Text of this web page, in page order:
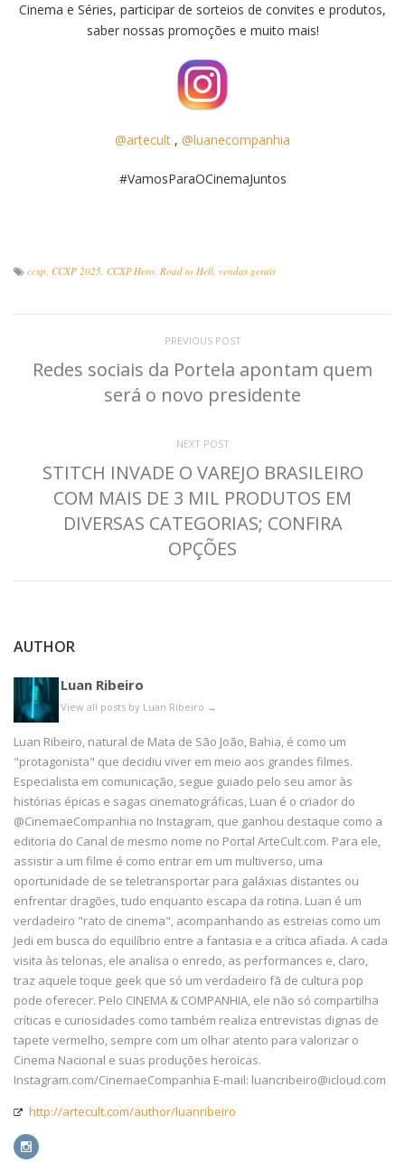
Cinema e Séries, participar de sorteios de convites e produtos,
saber nossas promoções e muito mais!
@artecult , @luanecompanhia
#VamosParaOCinemaJuntos
ccxp, CCXP 2025, CCXP Hero, Road to Hell, vendas gerais
PREVIOUS POST
Redes sociais da Portela apontam quem
será o novo presidente
NEXT POST
STITCH INVADE O VAREJO BRASILEIRO
COM MAIS DE 3 MIL PRODUTOS EM
DIVERSAS CATEGORIAS; CONFIRA
OPÇÕES
AUTHOR
Luan Ribeiro
View all posts by Luan Ribeiro →
Luan Ribeiro, natural de Mata de São João, Bahia, é como um
"protagonista" que decidiu viver em meio aos grandes filmes.
Especialista em comunicação, segue guiado pelo seu amor às
histórias épicas e sagas cinematográficas, Luan é o criador do
@CinemaeCompanhia no Instagram, que ganhou destaque como a
editoria do Canal de mesmo nome no Portal ArteCult.com. Para ele,
assistir a um filme é como entrar em um multiverso, uma
oportunidade de se teletransportar para galáxias distantes ou
enfrentar dragões, tudo enquanto escapa da rotina. Luan é um
verdadeiro "rato de cinema", acompanhando as estreias como um
Jedi em busca do equilíbrio entre a fantasia e a crítica afiada. A cada
visita às telonas, ele analisa o enredo, as performances e, claro,
traz aquele toque geek que só um verdadeiro fã de cultura pop
pode oferecer. Pelo CINEMA & COMPANHIA, ele não só compartilha
críticas e curiosidades como também realiza entrevistas dignas de
tapete vermelho, sempre com um olhar atento para valorizar o
Cinema Nacional e suas produções heroicas.
Instagram.com/CinemaeCompanhia E-mail: luancribeiro@icloud.com
http://artecult.com/author/luanribeiro